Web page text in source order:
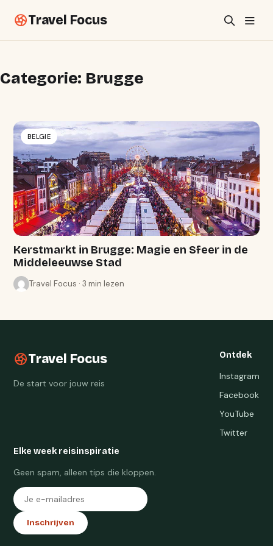
Travel Focus
Categorie: Brugge
BELGIE
Kerstmarkt in Brugge: Magie en Sfeer in de
Middeleeuwse Stad
Travel Focus · 3 min lezen
Travel Focus
De start voor jouw reis
Ontdek
Instagram
Facebook
YouTube
Twitter
Elke week reisinspiratie
Geen spam, alleen tips die kloppen.
Inschrijven